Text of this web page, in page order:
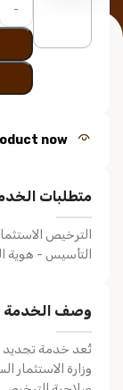
now!
متطلبات
الترخيص
التأسيس - هوية
وصف الخدمة
تُعد خدمة تجديد
وزارة الاستثمار